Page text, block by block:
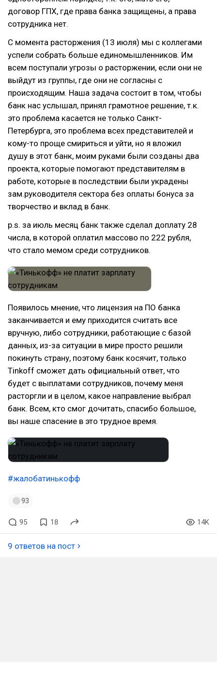
договор ГПХ, где права банка защищены, а права
сотрудника нет.
С момента расторжения (13 июля) мы с коллегами
успели собрать больше единомышленников. Им
всем поступали угрозы о расторжении, если они не
выйдут из группы, где они не согласны с
происходящим. Наша задача состоит в том, чтобы
банк нас услышал, принял грамотное решение, т.к.
это проблема касается не только Санкт-
Петербурга, это проблема всех представителей и
кому-то проще смириться и уйти, но я вложил
душу в этот банк, моим руками были созданы два
проекта, которые помогают представителям в
работе, которые в последствии были украдены
зам.руководителя сектора без оплаты бонуса за
творчество и вклад в банк.
p.s. за июль месяц банк также сделал доплату 28
числа, в которой оплатил массово по 222 рубля,
что стало мемом среди сотрудников.
Появилось мнение, что лицензия на ПО банка
заканчивается и ему приходится считать все
вручную, либо сотрудники, работающие с базой
данных, из-за ситуации в мире просто решили
покинуть страну, поэтому банк косячит, только
Tinkoff сможет дать официальный ответ, что
будет с выплатами сотрудников, почему меня
расторгли и в целом, какое направление выбрал
банк. Всем, кто смог дочитать, спасибо большое,
вы наше спасение в это трудное время.
#жалобатинькофф
93
95 18 14K
9 ответов на пост